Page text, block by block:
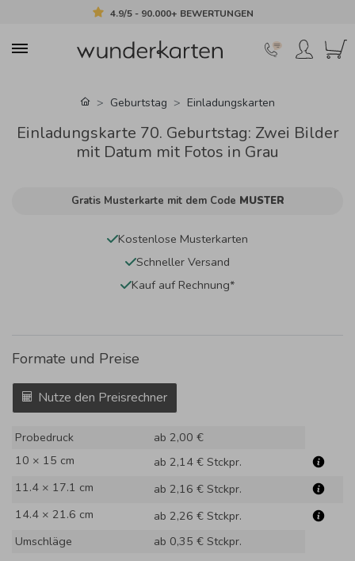
4.9/5 - 90.000+ BEWERTUNGEN
Geburtstag Einladungskarten
Einladungskarte 70. Geburtstag: Zwei Bilder
mit Datum mit Fotos in Grau
Gratis Musterkarte mit dem Code MUSTER
Kostenlose Musterkarten
Schneller Versand
Kauf auf Rechnung*
Formate und Preise
Nutze den Preisrechner
Probedruck
ab 2,00 €
10 × 15 cm
ab 2,14 € Stckpr.
11.4 × 17.1 cm
ab 2,16 € Stckpr.
14.4 × 21.6 cm
ab 2,26 € Stckpr.
Umschläge
ab 0,35 € Stckpr.